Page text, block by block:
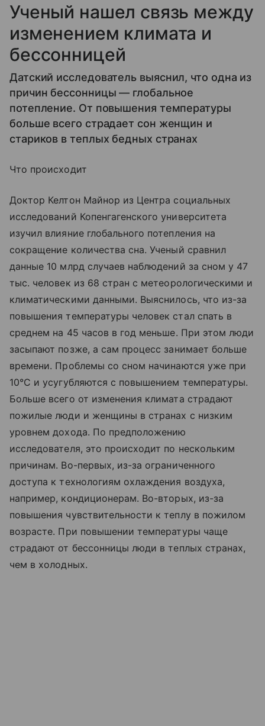
Ученый нашел связь между
изменением климата и
бессонницей
Датский исследователь выяснил, что одна из
причин бессонницы — глобальное
потепление. От повышения температуры
больше всего страдает сон женщин и
стариков в теплых бедных странах
Что происходит
Доктор Келтон Майнор из Центра социальных
исследований Копенгагенского университета
изучил влияние глобального потепления на
сокращение количества сна. Ученый сравнил
данные 10 млрд случаев наблюдений за сном у 47
тыс. человек из 68 стран с метеорологическими и
климатическими данными. Выяснилось, что из-за
повышения температуры человек стал спать в
среднем на 45 часов в год меньше. При этом люди
засыпают позже, а сам процесс занимает больше
времени. Проблемы со сном начинаются уже при
10°С и усугубляются с повышением температуры.
Больше всего от изменения климата страдают
пожилые люди и женщины в странах с низким
уровнем дохода. По предположению
исследователя, это происходит по нескольким
причинам. Во-первых, из-за ограниченного
доступа к технологиям охлаждения воздуха,
например, кондиционерам. Во-вторых, из-за
повышения чувствительности к теплу в пожилом
возрасте. При повышении температуры чаще
страдают от бессонницы люди в теплых странах,
чем в холодных.